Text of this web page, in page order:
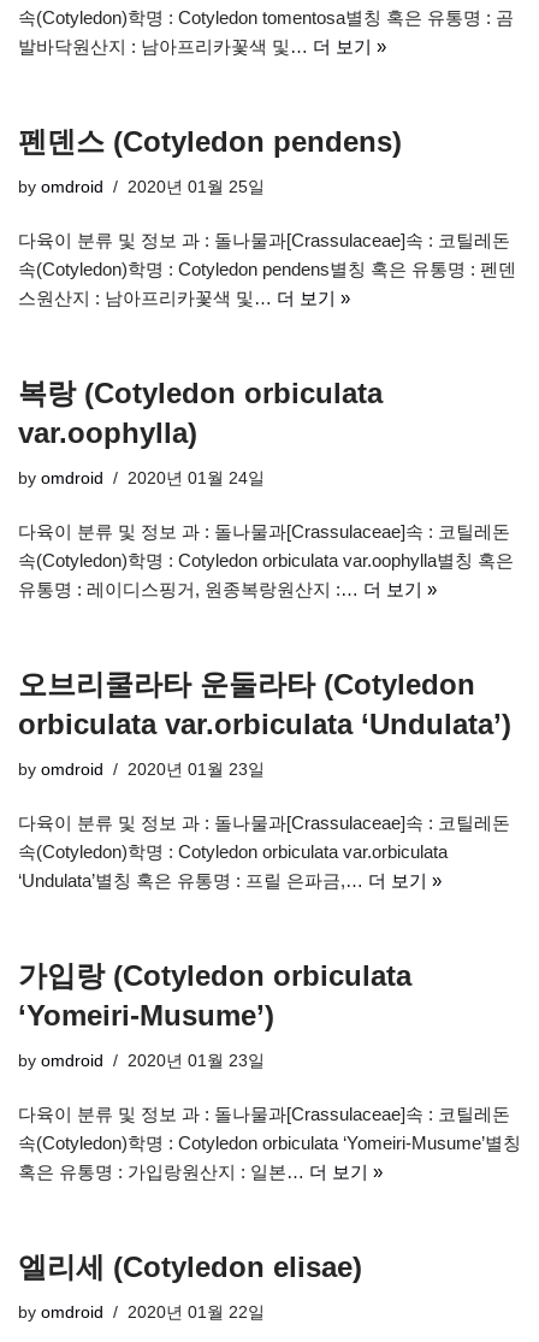
속(Cotyledon)학명 : Cotyledon tomentosa별칭 혹은 유통명 : 곰
발바닥원산지 : 남아프리카꽃색 및… 더 보기 »
펜덴스 (Cotyledon pendens)
by omdroid 2020년 01월 25일
다육이 분류 및 정보 과 : 돌나물과[Crassulaceae]속 : 코틸레돈
속(Cotyledon)학명 : Cotyledon pendens별칭 혹은 유통명 : 펜덴
스원산지 : 남아프리카꽃색 및… 더 보기 »
복랑 (Cotyledon orbiculata
var.oophylla)
by omdroid 2020년 01월 24일
다육이 분류 및 정보 과 : 돌나물과[Crassulaceae]속 : 코틸레돈
속(Cotyledon)학명 : Cotyledon orbiculata var.oophylla별칭 혹은
유통명 : 레이디스핑거, 원종복랑원산지 :… 더 보기 »
오브리쿨라타 운둘라타 (Cotyledon
orbiculata var.orbiculata ‘Undulata’)
by omdroid 2020년 01월 23일
다육이 분류 및 정보 과 : 돌나물과[Crassulaceae]속 : 코틸레돈
속(Cotyledon)학명 : Cotyledon orbiculata var.orbiculata
‘Undulata’별칭 혹은 유통명 : 프릴 은파금,… 더 보기 »
가입랑 (Cotyledon orbiculata
‘Yomeiri-Musume’)
by omdroid 2020년 01월 23일
다육이 분류 및 정보 과 : 돌나물과[Crassulaceae]속 : 코틸레돈
속(Cotyledon)학명 : Cotyledon orbiculata ‘Yomeiri-Musume’별칭
혹은 유통명 : 가입랑원산지 : 일본… 더 보기 »
엘리세 (Cotyledon elisae)
by omdroid 2020년 01월 22일